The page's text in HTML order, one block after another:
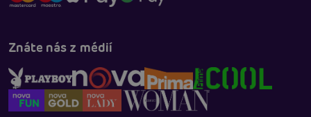
Znáte nás z médií